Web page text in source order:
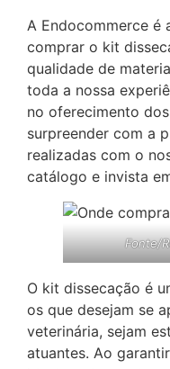
A Endocommerce é
comprar o kit
qualidade de
toda a nossa
no oferecimento
surpreender com a
realizadas com o
catálogo e invista
Fonte/
O kit dissecação é
os que desejam se
veterinária, sejam
atuantes. Ao